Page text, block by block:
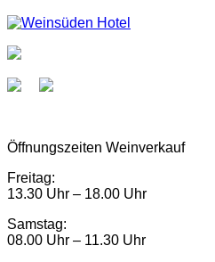
Öffnungszeiten Weinverkauf
Freitag:
13.30 Uhr – 18.00 Uhr
Samstag:
08.00 Uhr – 11.30 Uhr